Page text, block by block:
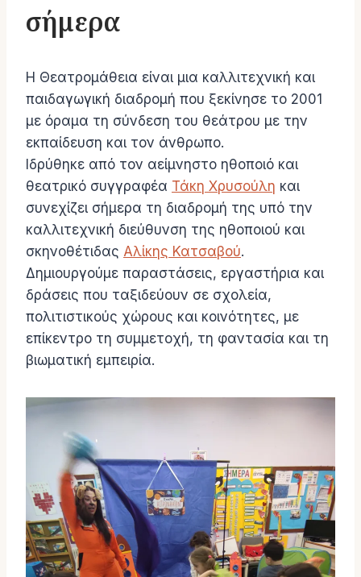
σήμερα
Η Θεατρομάθεια είναι μια καλλιτεχνική και
παιδαγωγική διαδρομή που ξεκίνησε το 2001
με όραμα τη σύνδεση του θεάτρου με την
εκπαίδευση και τον άνθρωπο.
Ιδρύθηκε από τον αείμνηστο ηθοποιό και
θεατρικό συγγραφέα Τάκη Χρυσούλη και
συνεχίζει σήμερα τη διαδρομή της υπό την
καλλιτεχνική διεύθυνση της ηθοποιού και
σκηνοθέτιδας Αλίκης Κατσαβού.
Δημιουργούμε παραστάσεις, εργαστήρια και
δράσεις που ταξιδεύουν σε σχολεία,
πολιτιστικούς χώρους και κοινότητες, με
επίκεντρο τη συμμετοχή, τη φαντασία και τη
βιωματική εμπειρία.